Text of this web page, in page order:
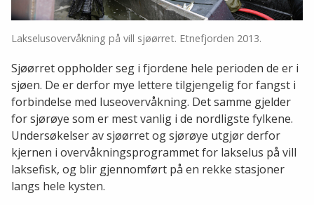
Lakselusovervåkning på vill sjøørret. Etnefjorden 2013.
Sjøørret oppholder seg i fjordene hele perioden de er i
sjøen. De er derfor mye lettere tilgjengelig for fangst i
forbindelse med luseovervåkning. Det samme gjelder
for sjørøye som er mest vanlig i de nordligste fylkene.
Undersøkelser av sjøørret og sjørøye utgjør derfor
kjernen i overvåkningsprogrammet for lakselus på vill
laksefisk, og blir gjennomført på en rekke stasjoner
langs hele kysten.